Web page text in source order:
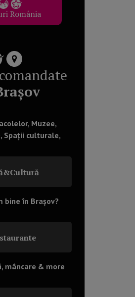
România
Muzee,
Spații culturale,
bine în Brașov?
mâncare & more